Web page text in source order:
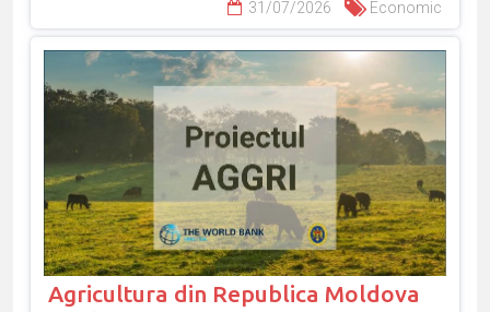
31/07/2026 Economic
Agricultura din Republica Moldova